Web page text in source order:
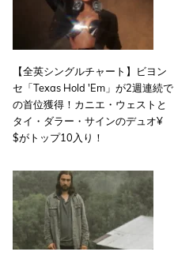
【全英シングルチャート】ビヨン
セ「Texas Hold 'Em」が2週連続で
の首位獲得！カニエ・ウェストと
タイ・ダラー・サインのデュオ¥
$がトップ10入り！